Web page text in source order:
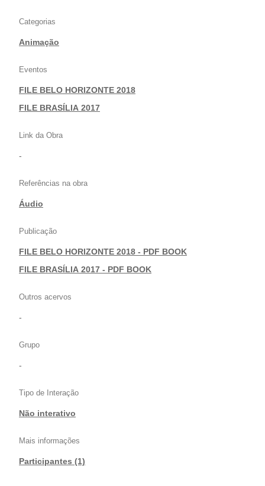
Categorias
Animação
Eventos
FILE BELO HORIZONTE 2018
|FILE BRASÍLIA 2017
Link da Obra
-
Referências na obra
Áudio
Publicação
FILE BELO HORIZONTE 2018 - PDF BOOK
|FILE BRASÍLIA 2017 - PDF BOOK
Outros acervos
-
Grupo
-
Tipo de Interação
Não interativo
Mais informações
Participantes (1)